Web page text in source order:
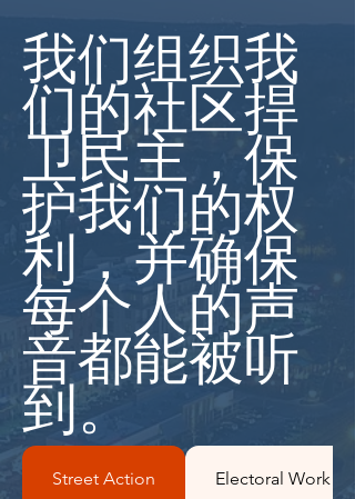
我们组织我
们的社区捍
卫民主，保
护我们的权
利，并确保
每个人的声
音都能被听
到。
Street Action Electoral Work